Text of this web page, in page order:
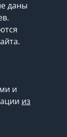
даны
и
из